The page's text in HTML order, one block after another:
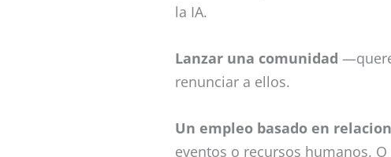
la IA.
Lanzar una comunidad
renunciar a ellos.
Un empleo basado en
eventos o recursos humanos.